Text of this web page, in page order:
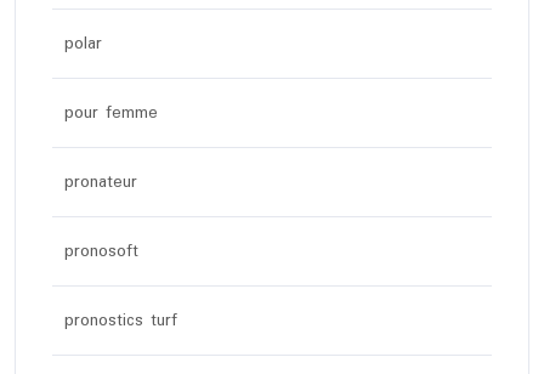
polar
pour femme
pronateur
pronosoft
pronostics turf